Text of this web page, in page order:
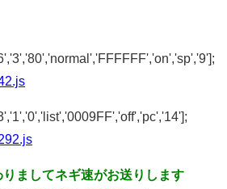
りましてネギ速がお送りします